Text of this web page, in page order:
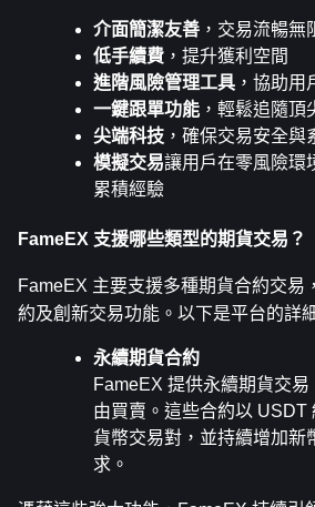
介面簡潔友善 ，交易流暢無
低手續費 ，提升獲利空間
進階風險管理工具 ，協助用
一鍵跟單功能 ，輕鬆追隨頂
尖端科技 ，確保交易安全與
模擬交易讓用戶在零風險環
累積經驗
FameEX 支援哪些類型的期貨交易？
FameEX 主要支援多種期貨合約交易
約及創新交易功能。以下是平台的詳
永續期貨合約
FameEX 提供永續期貨交
由買賣。這些合約以 USDT
貨幣交易對，並持續增加新
求。